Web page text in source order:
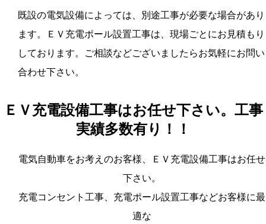
既設の電気設備によっては、別途工事が必要な場合があり
ます。ＥＶ充電ポール設置工事は、現場ごとにお見積もり
しております。ご相談などございましたらお気軽にお問い
合わせ下さい。
ＥＶ充電設備工事はお任せ下さい。工事
実績多数有り！！
電気自動車をお考えのお客様、ＥＶ充電設備工事はお任せ
下さい。
充電コンセント工事、充電ポール設置工事などお客様に最
適な